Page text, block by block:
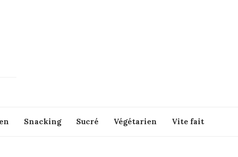
Snacking Sucré Végétarien Vite fait